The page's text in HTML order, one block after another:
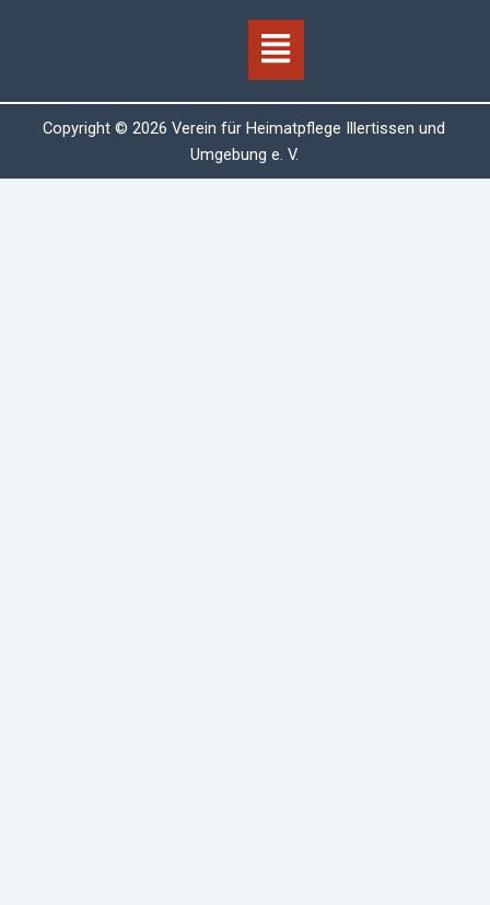
Menü
Copyright © 2026 Verein für Heimatpflege Illertissen und
Umgebung e. V.